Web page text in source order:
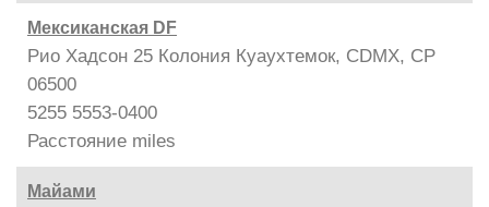
Мексиканская DF
Рио Хадсон 25 Колония Куаухтемок, CDMX, CP
06500
5255 5553-0400
Расстояние miles
Майами